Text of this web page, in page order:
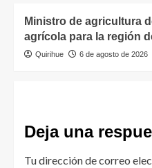
Ministro de agricultura
agrícola para la región
Quirihue 6 de agosto de 2026
Deja una
Tu dirección de correo